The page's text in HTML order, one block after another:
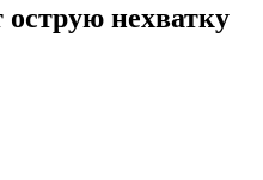
нехватку